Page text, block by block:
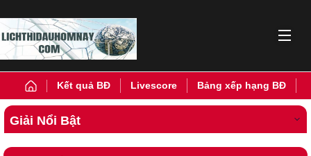
Kết quả BĐ Livescore Bảng xếp hạng BĐ
Giải Nổi Bật